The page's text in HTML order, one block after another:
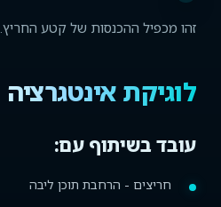
זהו מכפיל ההכנסות של קטע החריץ.
לוגיקת אינטגרציה
עובד בשיתוף עם:
חריצים - הרחבת תוכן ליבה